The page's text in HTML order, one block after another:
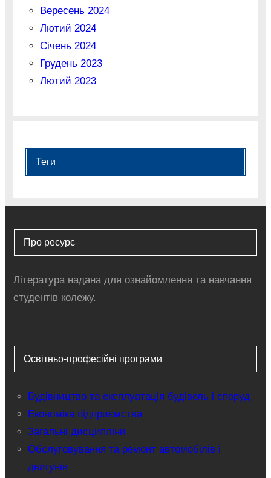
Вересень 2024
Лютий 2024
Січень 2024
Грудень 2023
Лютий 2023
Теги
Про ресурс
Література надана для ознайомлення та навчання
студентів колежу.
Освітньо-професійні програми
Будівництво та експлуатація будівель і споруд
Економіка підприємства
Загальні дисципліни
Обслуговування та ремонт автомобілів і
двигунів